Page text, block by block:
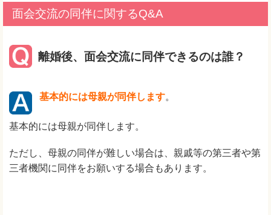
面会交流の同伴に関するQ&A
離婚後、面会交流に同伴できるのは誰？
基本的には母親が同伴します。
基本的には母親が同伴します。
ただし、母親の同伴が難しい場合は、親戚等の第三者や第
三者機関に同伴をお願いする場合もあります。